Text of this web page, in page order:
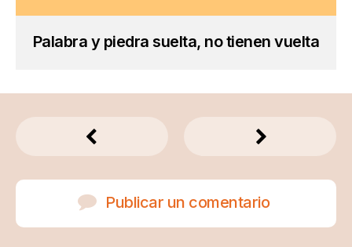
Palabra y piedra suelta, no tienen vuelta
Publicar un comentario